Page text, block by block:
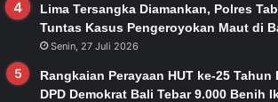
Lima Tersangka Diamankan, Polres
Tuntas Kasus Pengeroyokan Maut di
Senin, 27 Juli 2026
Rangkaian Perayaan HUT ke-25 Tahun
DPD Demokrat Bali Tebar 9.000 Benih